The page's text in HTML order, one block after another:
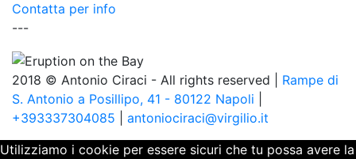
Contatta per info
---
2018 © Antonio Ciraci - All rights reserved | Rampe di
S. Antonio a Posillipo, 41 - 80122 Napoli
+393337304085
antoniociraci@virgilio.it
Utilizziamo i cookie per essere sicuri che tu possa avere la